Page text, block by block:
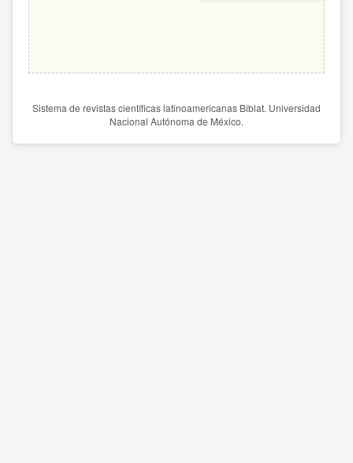
Sistema de revistas científicas latinoamericanas Biblat. Universidad
Nacional Autónoma de México.